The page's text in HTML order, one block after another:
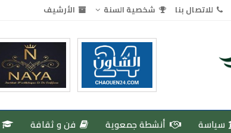
للاتصال بنا شخصية السنة الأرشيف
سياسة أنشطة جمعوية فن و ثقافة